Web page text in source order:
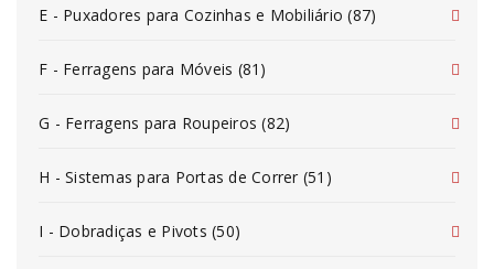
E - Puxadores para Cozinhas e Mobiliário (87)
F - Ferragens para Móveis (81)
G - Ferragens para Roupeiros (82)
H - Sistemas para Portas de Correr (51)
I - Dobradiças e Pivots (50)